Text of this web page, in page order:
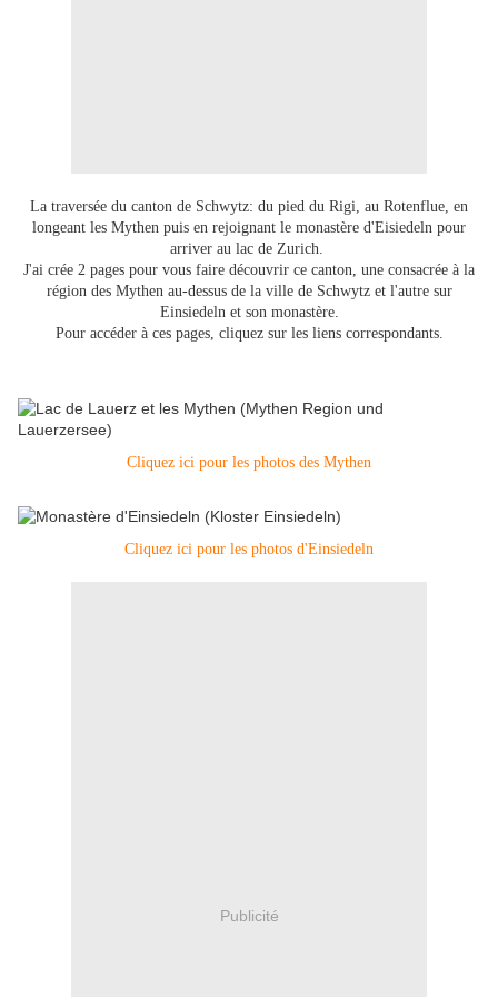
La traversée du canton de Schwytz: du pied du Rigi, au Rotenflue, en
longeant les Mythen puis en rejoignant le monastère d'Eisiedeln pour
arriver au lac de Zurich.
J'ai crée 2 pages pour vous faire découvrir ce canton, une consacrée à la
région des Mythen au-dessus de la ville de Schwytz et l'autre sur
Einsiedeln et son monastère.
Pour accéder à ces pages, cliquez sur les liens correspondants.
Cliquez ici pour les photos des Mythen
Cliquez ici pour les photos d'Einsiedeln
Publicité